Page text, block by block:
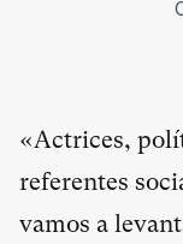
«Actrices,
referentes
vamos a